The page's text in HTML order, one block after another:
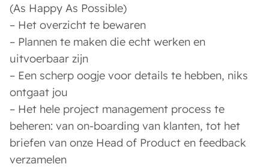
(As Happy As Possible)
– Het overzicht te bewaren
– Plannen te maken die echt werken en
uitvoerbaar zijn
– Een scherp oogje voor details te hebben, niks
ontgaat jou
– Het hele project management process te
beheren: van on-boarding van klanten, tot het
briefen van onze Head of Product en feedback
verzamelen